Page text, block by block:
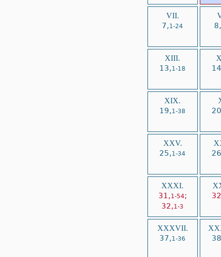
VII.
7,1-24
8,
XIII.
13,1-18
XIX.
19,1-38
XXV.
25,1-34
XXXI.
31,1-54;
32,1-3
XXXVII.
37,1-36